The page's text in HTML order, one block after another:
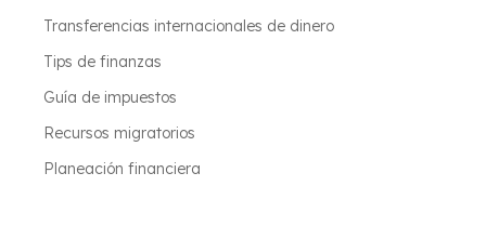
Transferencias internacionales de dinero
Tips de finanzas
Guía de impuestos
Recursos migratorios
Planeación financiera